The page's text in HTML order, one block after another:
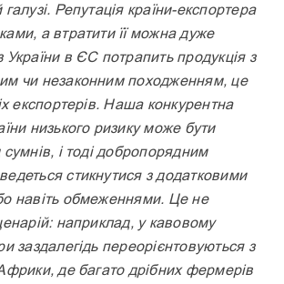
Репутація країни-експортера
а втратити її можна дуже
в ЄС потрапить продукція з
чи незаконним походженням, це
експортерів. Наша конкурентна
низького ризику може бути
і тоді добропорядним
стикнутися з додатковими
навіть обмеженнями. Це не
наприклад, у кавовому
заздалегідь переорієнтовуються з
де багато дрібних фермерів